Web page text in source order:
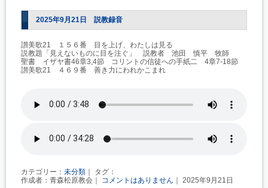
2025年9月21日 説教録音
讃美歌21 １５６番 目を上げ、わたしは見る
説教題「見えないものに目を注ぐ」 説教者 池田 慎平 牧師
聖書 イザヤ書46章3,4節 コリントの信徒への手紙二 4章7-18節
讃美歌21 ４６９番 善き力にわれかこまれ
カテゴリー： 未分類 ｜ タグ：
作成者：青森松原教会｜
コメントはありません ｜ 2025年9月21日